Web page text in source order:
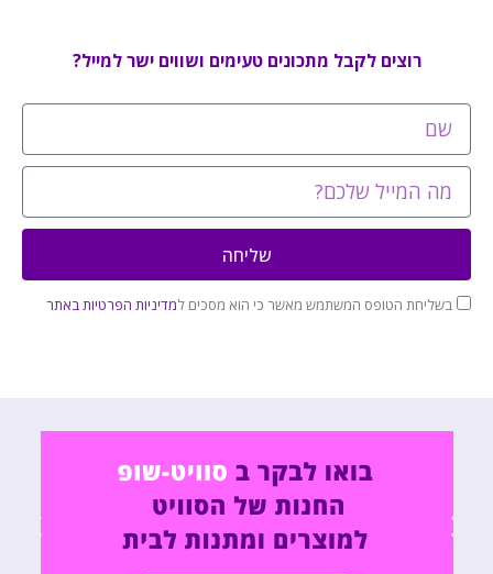
רוצים לקבל מתכונים טעימים ושווים ישר למייל?
בשליחת הטופס המשתמש מאשר כי הוא מסכים למדיניות הפרטיות באתר
שליחה